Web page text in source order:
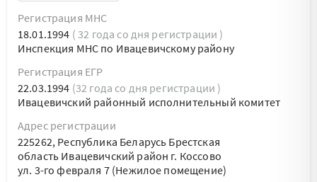
Регистрация МНС
18.01.1994 ( 32 года со дня регистрации )
Инспекция МНС по Ивацевичскому району
Регистрация ЕГР
22.03.1994 (32 года со дня регистрации )
Ивацевичский районный исполнительный комитет
Адрес регистрации
225262, Республика Беларусь Брестская
область Ивацевичский район г. Коссово
ул. 3-го февраля 7 (Нежилое помещение)